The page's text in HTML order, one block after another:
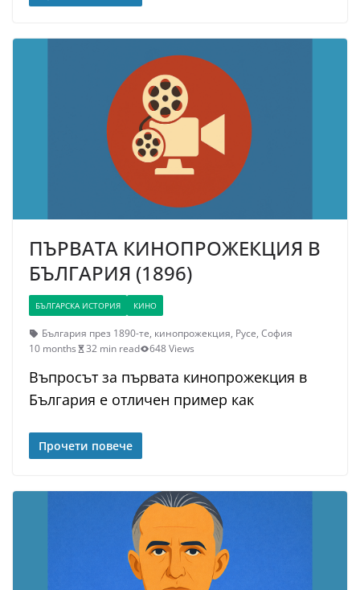
ПЪРВАТА КИНОПРОЖЕКЦИЯ В
БЪЛГАРИЯ (1896)
БЪЛГАРСКА ИСТОРИЯ КИНО
България през 1890-те, кинопрожекция, Русе, София
10 months
32 min read 648 Views
Въпросът за първата кинопрожекция в
България е отличен пример как
Прочети повече